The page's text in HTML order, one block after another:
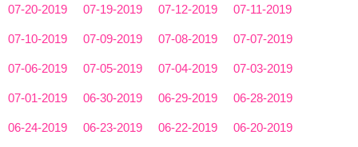
07-20-2019 07-19-2019 07-12-2019 07-11-2019
07-10-2019 07-09-2019 07-08-2019 07-07-2019
07-06-2019 07-05-2019 07-04-2019 07-03-2019
07-01-2019 06-30-2019 06-29-2019 06-28-2019
06-24-2019 06-23-2019 06-22-2019 06-20-2019